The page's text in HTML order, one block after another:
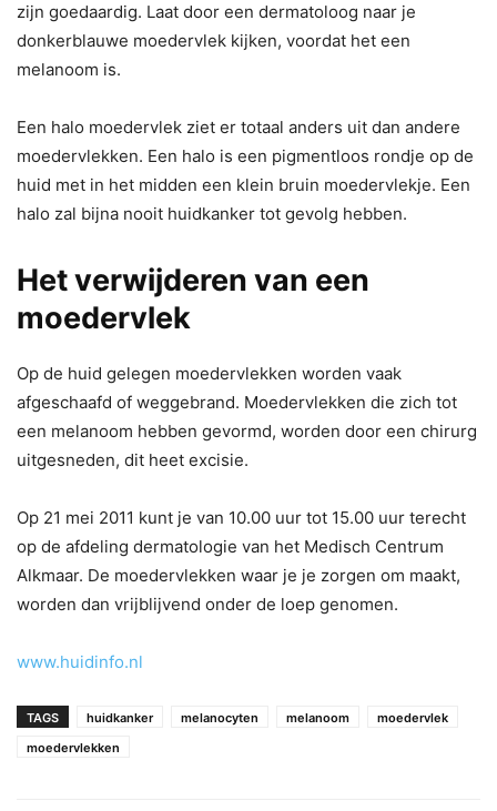
zijn goedaardig. Laat door een dermatoloog naar je
donkerblauwe moedervlek kijken, voordat het een
melanoom is.
Een halo moedervlek ziet er totaal anders uit dan andere
moedervlekken. Een halo is een pigmentloos rondje op de
huid met in het midden een klein bruin moedervlekje. Een
halo zal bijna nooit huidkanker tot gevolg hebben.
Het verwijderen van een
moedervlek
Op de huid gelegen moedervlekken worden vaak
afgeschaafd of weggebrand. Moedervlekken die zich tot
een melanoom hebben gevormd, worden door een chirurg
uitgesneden, dit heet excisie.
Op 21 mei 2011 kunt je van 10.00 uur tot 15.00 uur terecht
op de afdeling dermatologie van het Medisch Centrum
Alkmaar. De moedervlekken waar je je zorgen om maakt,
worden dan vrijblijvend onder de loep genomen.
www.huidinfo.nl
TAGS huidkanker melanocyten melanoom
moedervlek
moedervlekken